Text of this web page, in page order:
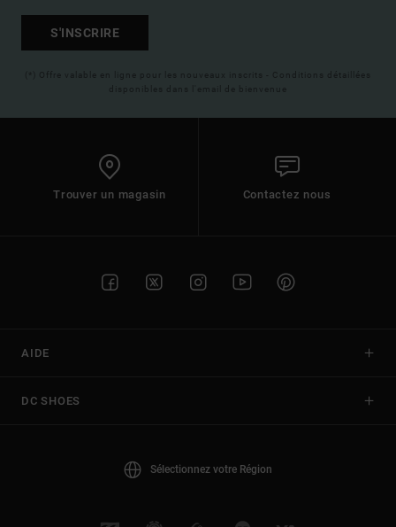
S'INSCRIRE
(*) Offre valable en ligne pour les nouveaux inscrits - Conditions détaillées
disponibles dans l'email de bienvenue
Trouver un magasin Contactez nous
AIDE
DC SHOES
Sélectionnez votre Région